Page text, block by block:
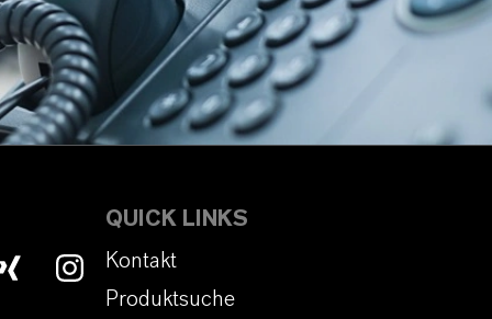
QUICK LINKS
Kontakt
Produktsuche